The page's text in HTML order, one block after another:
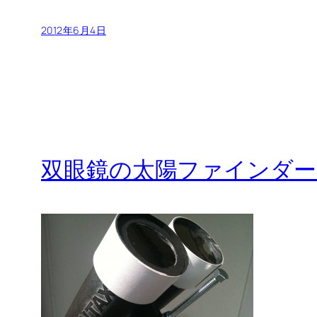
2012年6月4日
双眼鏡の太陽ファインダ